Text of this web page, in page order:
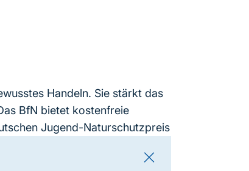
Handeln. Sie stärkt das
BfN bietet kostenfreie
Jugend-Naturschutzpreis